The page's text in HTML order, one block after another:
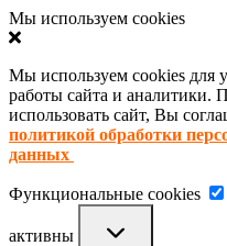
Мы используем cookies
Мы используем cookies для
работы сайта и аналитики.
использовать сайт, Вы
политикой обработки
данных
Функциональные cookies
активны